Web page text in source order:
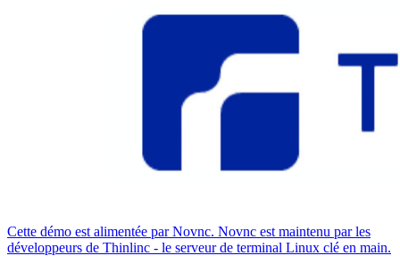
Cette démo est alimentée par Novnc. Novnc est maintenu par les
développeurs de Thinlinc - le serveur de terminal Linux clé en main.